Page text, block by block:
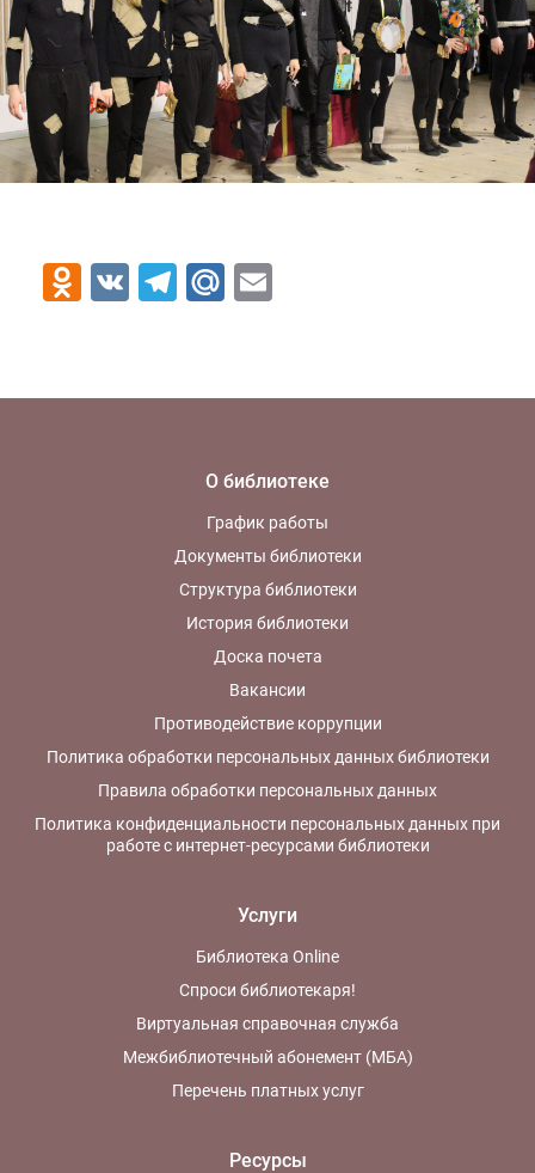
Odnoklassniki
VK Telegram
Mail.Ru
О библиотеке
График работы
Документы библиотеки
Структура библиотеки
История библиотеки
Доска почета
Вакансии
Противодействие коррупции
Политика обработки персональных данных библиотеки
Правила обработки персональных данных
Политика конфиденциальности персональных данных при
работе с интернет-ресурсами библиотеки
Услуги
Библиотека Online
Спроси библиотекаря!
Виртуальная справочная служба
Межбиблиотечный абонемент (МБА)
Перечень платных услуг
Ресурсы